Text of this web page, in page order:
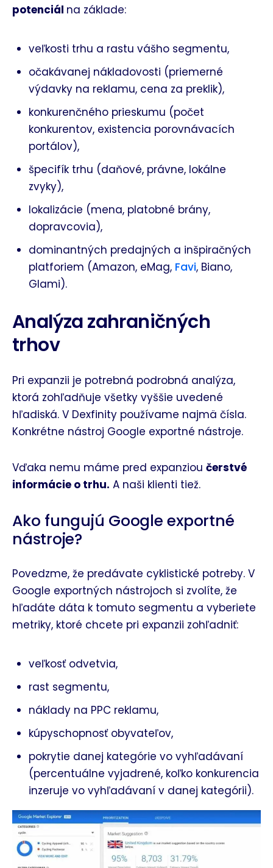
potenciál na základe:
veľkosti trhu a rastu vášho segmentu,
očakávanej nákladovosti (priemerné
výdavky na reklamu, cena za preklik),
konkurenčného prieskumu (počet
konkurentov, existencia porovnávacích
portálov),
špecifík trhu (daňové, právne, lokálne
zvyky),
lokalizácie (mena, platobné brány,
dopravcovia),
dominantných predajných a inšpiračných
platforiem (Amazon, eMag, Favi, Biano,
Glami).
Analýza zahraničných
trhov
Pri expanzii je potrebná podrobná analýza,
ktorá zohľadňuje všetky vyššie uvedené
hľadiská. V Dexfinity používame najmä čísla.
Konkrétne nástroj Google exportné nástroje.
Vďaka nemu máme pred expanziou čerstvé
informácie o trhu. A naši klienti tiež.
Ako fungujú Google exportné
nástroje?
Povedzme, že predávate cyklistické potreby. V
Google exportných nástrojoch si zvolíte, že
hľadáte dáta k tomuto segmentu a vyberiete
metriky, ktoré chcete pri expanzii zohľadniť:
veľkosť odvetvia,
rast segmentu,
náklady na PPC reklamu,
kúpyschopnosť obyvateľov,
pokrytie danej kategórie vo vyhľadávaní
(percentuálne vyjadrené, koľko konkurencia
inzeruje vo vyhľadávaní v danej kategórii).